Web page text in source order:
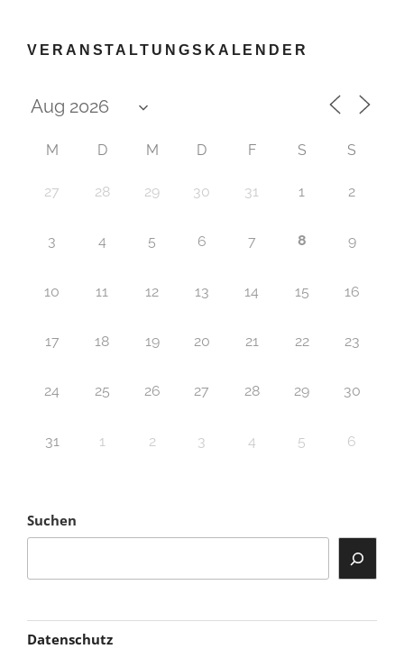
VERANSTALTUNGSKALENDER
M D M D F S S
27 28 29 30 31 1 2
3 4 5 6 7 8 9
10 11 12 13 14 15 16
17 18 19 20 21 22 23
24 25 26 27 28 29 30
31 1 2 3 4 5 6
Suchen
Datenschutz